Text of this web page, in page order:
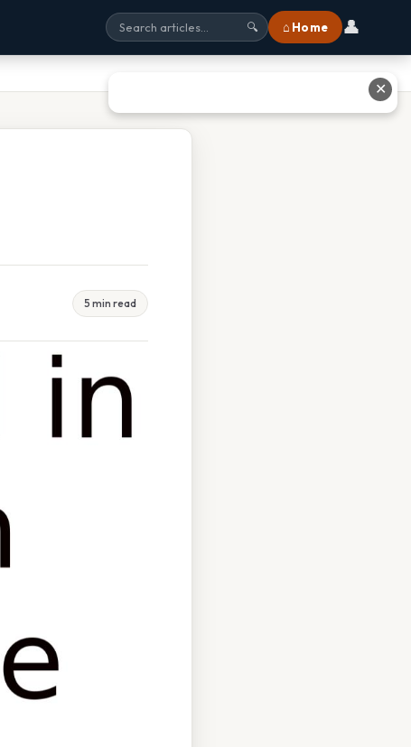
🔍 ⌂ Home 👤
5 min read
✕